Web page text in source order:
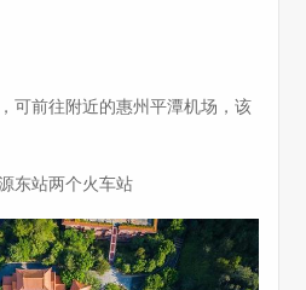
可前往附近的惠州平潭机场，该
东站两个火车站